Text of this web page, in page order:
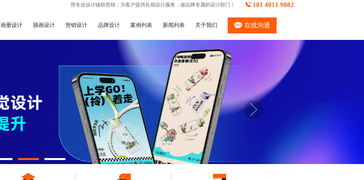
用专业设计辅助营销，为客户提供长期设计服务，做品牌专属的设计部门！ 181 4011 9082
画册设计 插画设计 营销设计 品牌设计 案例列表 新闻列表 关于我们 在线沟通